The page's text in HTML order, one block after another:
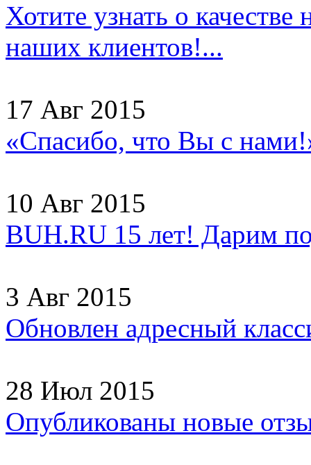
Хотите узнать о
наших клиентов!...
17 Авг 2015
«Спасибо, что Вы с
10 Авг 2015
BUH.RU 15 лет! Дарим
3 Авг 2015
Обновлен адресный
28 Июл 2015
Опубликованы новые